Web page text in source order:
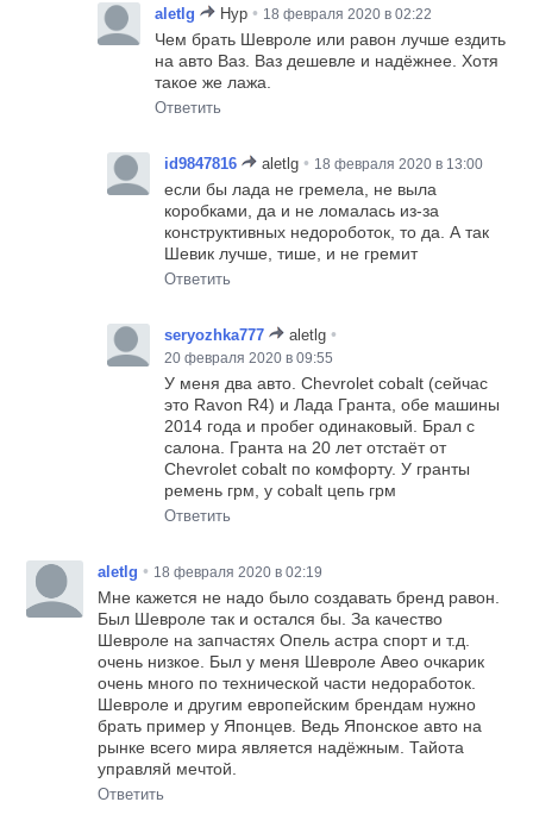
aletlg Нур • 18 февраля 2020 в 02:22
Чем брать Шевроле или равон лучше ездить
на авто Ваз. Ваз дешевле и надёжнее. Хотя
такое же лажа.
Ответить
id9847816 aletlg • 18 февраля 2020 в 13:00
если бы лада не гремела, не выла
коробками, да и не ломалась из-за
конструктивных недороботок, то да. А так
Шевик лучше, тише, и не гремит
Ответить
seryozhka777 aletlg •
20 февраля 2020 в 09:55
У меня два авто. Chevrolet cobalt (сейчас
это Ravon R4) и Лада Гранта, обе машины
2014 года и пробег одинаковый. Брал с
салона. Гранта на 20 лет отстаёт от
Chevrolet cobalt по комфорту. У гранты
ремень грм, у cobalt цепь грм
Ответить
aletlg • 18 февраля 2020 в 02:19
Мне кажется не надо было создавать бренд равон.
Был Шевроле так и остался бы. За качество
Шевроле на запчастях Опель астра спорт и т.д.
очень низкое. Был у меня Шевроле Авео очкарик
очень много по технической части недоработок.
Шевроле и другим европейским брендам нужно
брать пример у Японцев. Ведь Японское авто на
рынке всего мира является надёжным. Тайота
управляй мечтой.
Ответить